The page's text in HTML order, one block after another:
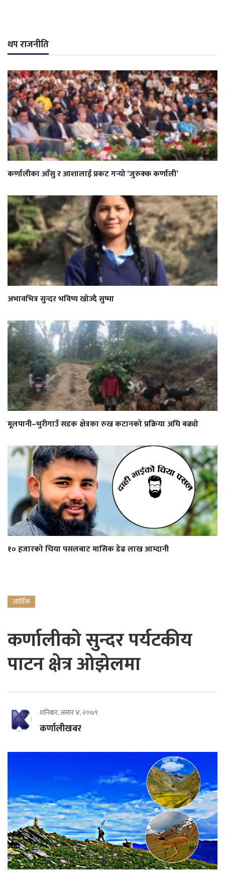
थप राजनीति
कर्णालीका आँसु र आशालाई प्रकट गर्‍यो ‘जुरुक्क कर्णाली’
अभावभित्र सुन्दर भविष्य खोज्दै सुष्मा
मूलपानी–भुरीगाउँ सडक क्षेत्रका रुख कटानको प्रक्रिया अघि बढ्यो
१० हजारको चिया पसलबाट मासिक डेढ लाख आम्दानी
आर्थिक
कर्णालीको सुन्दर पर्यटकीय
पाटन क्षेत्र ओझेलमा
शनिबार, असार ४, २०७९
कर्णालीखबर